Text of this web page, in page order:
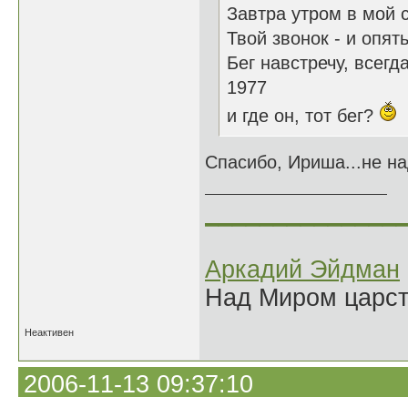
Завтра утром в мой
Твой звонок - и
Бег навстречу,
1977
и где он, тот бег?
Спасибо, Ириша...не
Аркадий Эйдман
Над Миром
Неактивен
2006-11-13 09:37:10